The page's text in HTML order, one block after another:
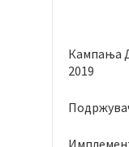
Кампања
2019